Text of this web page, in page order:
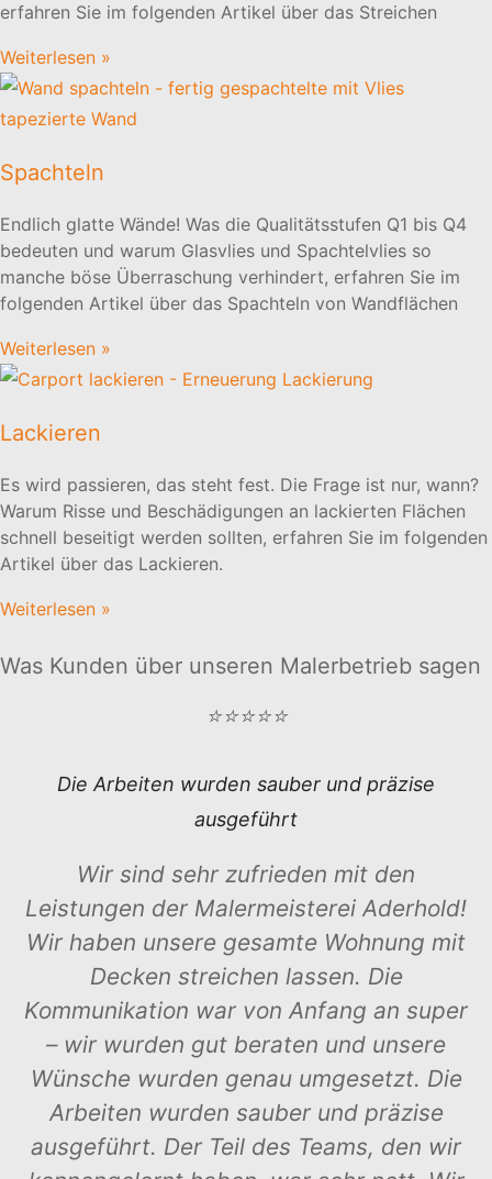
erfahren Sie im folgenden Artikel über das Streichen
Weiterlesen »
Spachteln
Endlich glatte Wände! Was die Qualitätsstufen Q1 bis Q4
bedeuten und warum Glasvlies und Spachtelvlies so
manche böse Überraschung verhindert, erfahren Sie im
folgenden Artikel über das Spachteln von Wandflächen
Weiterlesen »
Lackieren
Es wird passieren, das steht fest. Die Frage ist nur, wann?
Warum Risse und Beschädigungen an lackierten Flächen
schnell beseitigt werden sollten, erfahren Sie im folgenden
Artikel über das Lackieren.
Weiterlesen »
Was Kunden über unseren Malerbetrieb sagen
⭐⭐⭐⭐⭐
Die Arbeiten wurden sauber und präzise
ausgeführt
Wir sind sehr zufrieden mit den
Leistungen der Malermeisterei Aderhold!
Wir haben unsere gesamte Wohnung mit
Decken streichen lassen. Die
Kommunikation war von Anfang an super
– wir wurden gut beraten und unsere
Wünsche wurden genau umgesetzt. Die
Arbeiten wurden sauber und präzise
ausgeführt. Der Teil des Teams, den wir